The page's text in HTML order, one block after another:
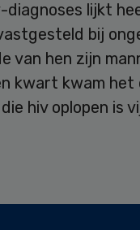
lijkt
bij
van hen zijn
kwart kwam
hiv oplopen is